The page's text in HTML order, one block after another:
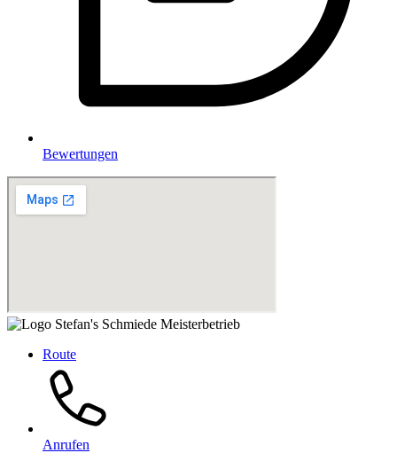
Bewertungen
Route
Anrufen